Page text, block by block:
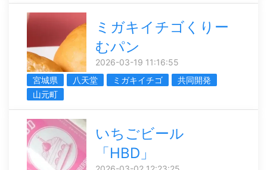
ミガキイチゴくりー
むパン
2026-03-19 11:16:55
宮城県
八天堂 ミガキイチゴ
共同開発
山元町
いちごビール
「HBD」